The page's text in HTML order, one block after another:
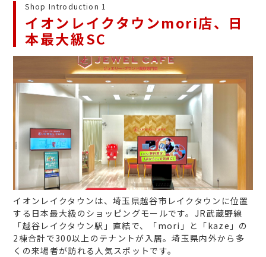
Shop Introduction 1
イオンレイクタウンmori店、日
本最大級SC
イオンレイクタウンは、埼玉県越谷市レイクタウンに位置
する日本最大級のショッピングモールです。JR武蔵野線
「越谷レイクタウン駅」直結で、「mori」と「kaze」の
2棟合計で300以上のテナントが入居。埼玉県内外から多
くの来場者が訪れる人気スポットです。